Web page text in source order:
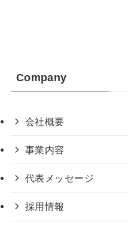
Company
会社概要
事業内容
代表メッセージ
採用情報